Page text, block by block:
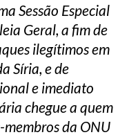
Sessão Especial
Geral, a fim de
ilegítimos em
Síria, e de
e imediato
chegue a quem
membros da ONU